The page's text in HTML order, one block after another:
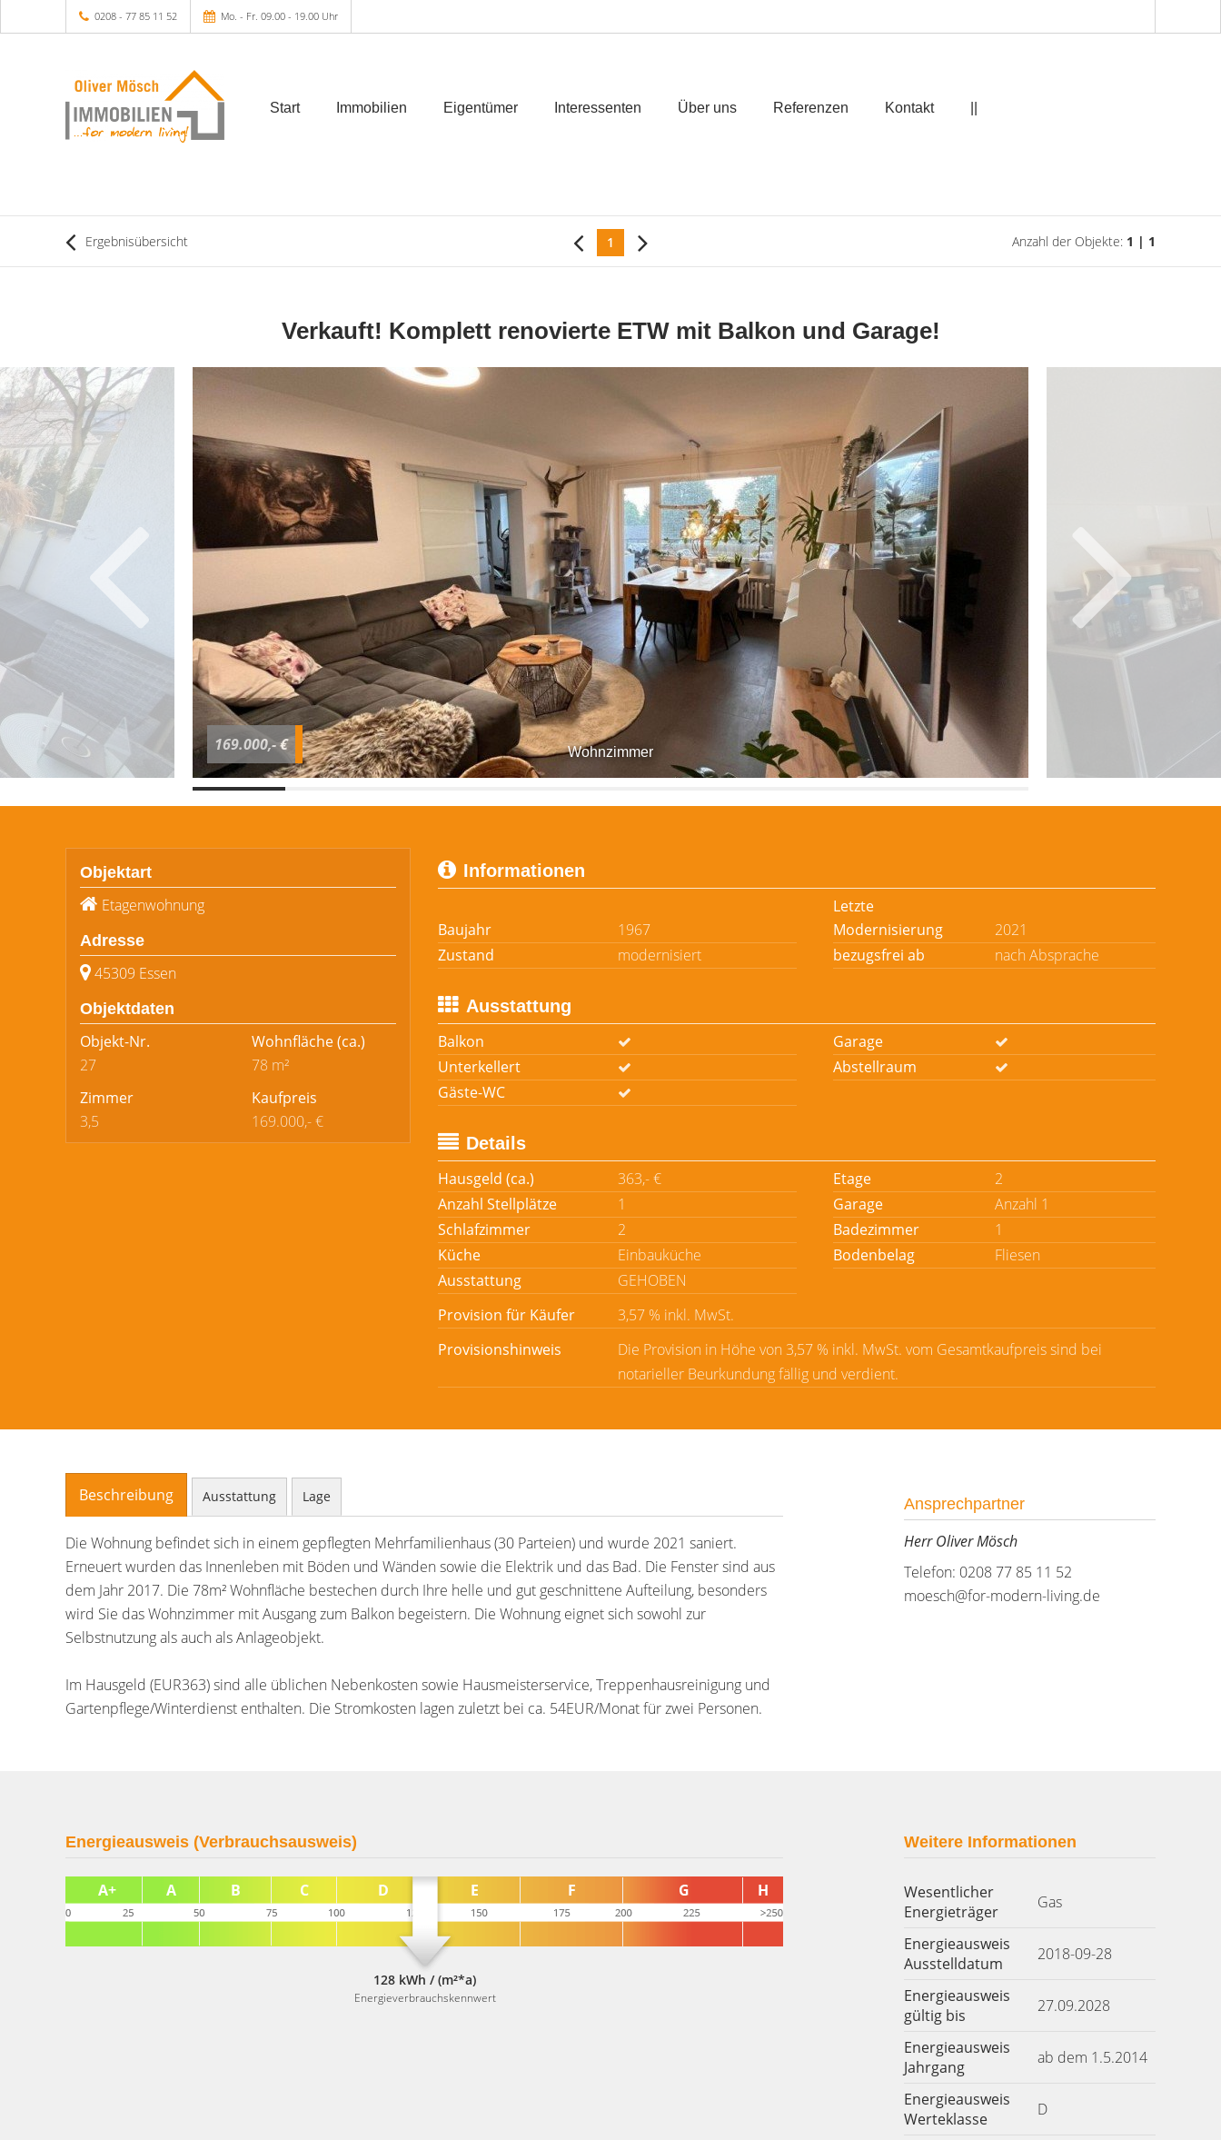
0208 - 77 85 11 52 Mo. - Fr. 09.00 - 19.00 Uhr
Start Immobilien Eigentümer Interessenten Über uns Referenzen Kontakt
Ergebnisübersicht 1 Anzahl der Objekte: 1 | 1
Verkauft! Komplett renovierte ETW mit Balkon und Garage!
Wohnzimmer
169.000,- €
Objektart
Etagenwohnung
Adresse
45309 Essen
Objektdaten
Objekt-Nr.
27
Wohnfläche(ca.)
78 m²
Zimmer
3,5
Kaufpreis
169.000,- €
Informationen
Baujahr 1967
Letzte
Modernisierung
2021
Zustand
modernisiert bezugsfrei ab nach Absprache
Ausstattung
Balkon
Garage
Unterkellert
Abstellraum
Gäste-WC
Details
Hausgeld (ca.)
363,- € Etage
2
Anzahl Stellplätze
1 Garage
Anzahl 1
Schlafzimmer
2 Badezimmer
1
Küche
Einbauküche Bodenbelag
Fliesen
Ausstattung
GEHOBEN
Provision für Käufer
3,57 % inkl. MwSt.
Provisionshinweis
Die Provision in Höhe von 3,57 % inkl. MwSt. vom Gesamtkaufpreis sind bei
notarieller Beurkundung fällig und verdient.
Beschreibung Ausstattung Lage
Die Wohnung befindet sich in einem gepflegten Mehrfamilienhaus (30 Parteien) und wurde 2021 saniert.
Erneuert wurden das Innenleben mit Böden und Wänden sowie die Elektrik und das Bad. Die Fenster sind aus
dem Jahr 2017. Die 78m² Wohnfläche bestechen durch Ihre helle und gut geschnittene Aufteilung, besonders
wird Sie das Wohnzimmer mit Ausgang zum Balkon begeistern. Die Wohnung eignet sich sowohl zur
Selbstnutzung als auch als Anlageobjekt.
Im Hausgeld (EUR363) sind alle üblichen Nebenkosten sowie Hausmeisterservice, Treppenhausreinigung und
Gartenpflege/Winterdienst enthalten. Die Stromkosten lagen zuletzt bei ca. 54EUR/Monat für zwei Personen.
Ansprechpartner
Herr Oliver Mösch
Telefon: 0208 77 85 11 52
moesch@for-modern-living.de
Energieausweis (Verbrauchsausweis)
128 kWh / (m²*a)
Energieverbrauchskennwert
Weitere Informationen
Wesentlicher
Energieträger
Gas
Energieausweis
Ausstelldatum
2018-09-28
Energieausweis
gültig bis
27.09.2028
Energieausweis
Jahrgang
ab dem 1.5.2014
Energieausweis
Werteklasse
D